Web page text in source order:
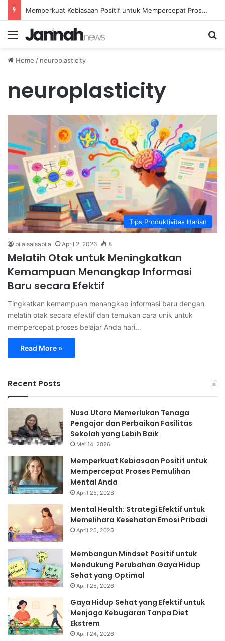
Memperkuat Kebiasaan Positif untuk Mempercepat Proses Pemulihan Mental Anda
Menu
Home / neuroplasticity
neuroplasticity
Tips Produktivitas Harian
bila salsabila April 2, 2026 8
Melatih Otak untuk Meningkatkan
Kemampuan Menangkap Informasi
Baru secara Efektif
Tingkatkan kemampuan menangkap informasi baru dengan
melatih otak secara efektif dan temukan cara unik untuk
mempercepat proses belajar Anda hari…
Read More »
Recent Posts
Nusa Utara Memerlukan Tenaga
Pengajar dan Perbaikan Fasilitas
Sekolah yang Lebih Baik
Mei 14, 2026
Memperkuat Kebiasaan Positif untuk
Mempercepat Proses Pemulihan
Mental Anda
April 25, 2026
Mental Health: Strategi Efektif untuk
Memelihara Kesehatan Emosi Pribadi
April 25, 2026
Membangun Mindset Positif untuk
Mendukung Perubahan Gaya Hidup
Sehat yang Optimal
April 25, 2026
Gaya Hidup Sehat yang Efektif untuk
Menjaga Kebugaran Tanpa Diet
Ekstrem
April 24, 2026